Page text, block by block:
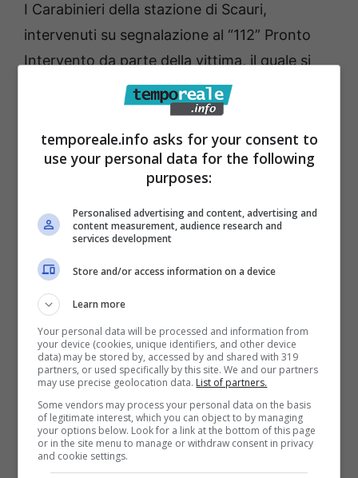
I Carabinieri della stazione di Scauri,
intervenuti su segnalazione al “112” Pronto
Intervento da parte della vittima, il quale si
era accorto del raggiro, sono riusciti in breve
tempo ad intercettare e bloccare
l’autovettura dei malviventi. L’immediata
perquisizione personale consentiva ai militari
di rinvenire la somma sottratta all’anziano, il
quale, senza alcuna esitazione, ha
riconosciuto nelle foto mostratigli dai
carabinieri, i due truffatori.
Nel corso delle indagini, a seguito dell’analisi
del navigatore satellitare in uso ai malviventi,
emergeva che gli stessi, prima di essere
bloccati, si stavano recando presso
l’abitazione di un 87enne, dopo aver adottato
lo stesso “modus operandi”.
temporeale.info asks for your consent to
use your personal data for the following
purposes:
Personalised advertising and content, advertising and
content measurement, audience research and
services development
Store and/or access information on a device
Learn more
Your personal data will be processed and information from
your device (cookies, unique identifiers, and other device
data) may be stored by, accessed by and shared with 319
partners, or used specifically by this site. We and our partners
may use precise geolocation data. List of partners.
Some vendors may process your personal data on the basis
of legitimate interest, which you can object to by managing
your options below. Look for a link at the bottom of this page
or in the site menu to manage or withdraw consent in privacy
and cookie settings.